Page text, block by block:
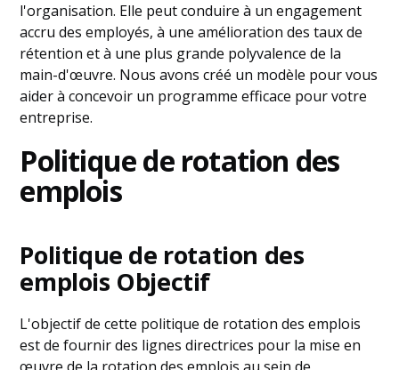
l'organisation. Elle peut conduire à un engagement
accru des employés, à une amélioration des taux de
rétention et à une plus grande polyvalence de la
main-d'œuvre. Nous avons créé un modèle pour vous
aider à concevoir un programme efficace pour votre
entreprise.
Politique de rotation des
emplois
Politique de rotation des
emplois Objectif
L'objectif de cette politique de rotation des emplois
est de fournir des lignes directrices pour la mise en